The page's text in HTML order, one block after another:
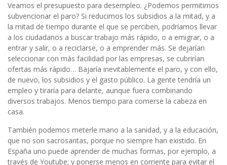
Veamos el presupuesto para desempleo. ¿Podemos permitirnos
subvencionar el paro? Si reducimos los subsidios a la mitad, y a
la mitad de tiempo durante el que se perciben, podríamos llevar
a los ciudadanos a buscar trabajo más rápido, o a emigrar, o a
entrar y salir, o a reciclarse, o a emprender más. Se dejarían
seleccionar con más facilidad por las empresas, se cubrirían
ofertas más rápido… Bajaría inevitablemente el paro, y con ello,
de nuevo, los subsidios y el gasto público. La gente tendría un
empleo y tiraría para delante, aunque fuera combinando
diversos trabajos. Menos tiempo para comerse la cabeza en
casa.
También podemos meterle mano a la sanidad, y a la educación,
que no son sacrosantas, porque no siempre han existido. En
España uno puede aprender de muchas formas, por ejemplo, a
través de Youtube; y ponerse menos en corriente para evitar el